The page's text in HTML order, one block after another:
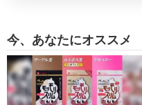
今、あなたにオススメ